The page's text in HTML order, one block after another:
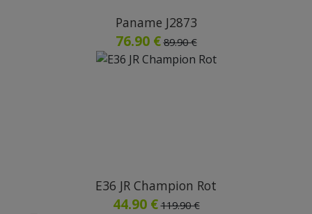
Paname J2873
76.90 € 89.90 €
E36 JR Champion Rot
44.90 € 119.90 €